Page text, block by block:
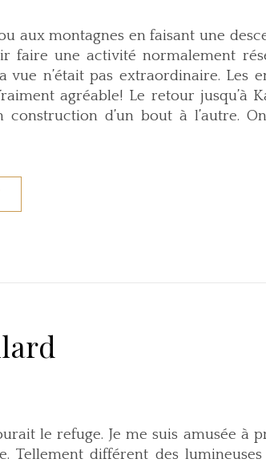
aux montagnes en faisant une
une activité normalement
n’était pas extraordinaire. Les
agréable! Le retour jusqu’à
d’un bout à l’autre.
le refuge. Je me suis amusée à
Tellement différent des lumineuses